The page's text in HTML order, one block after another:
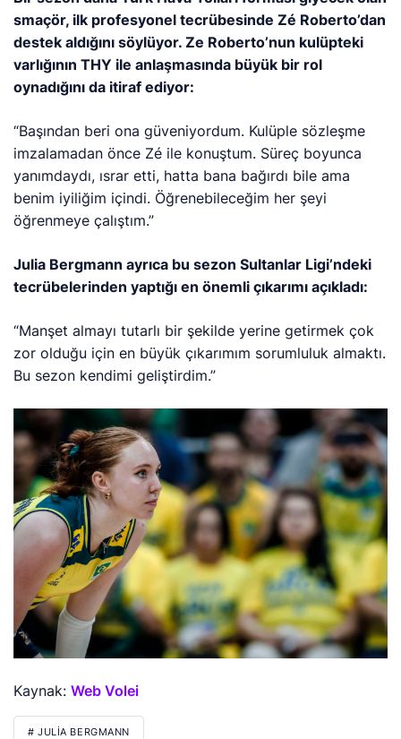
smaçör, ilk profesyonel tecrübesinde Zé Roberto’dan
destek aldığını söylüyor. Ze Roberto’nun kulüpteki
varlığının THY ile anlaşmasında büyük bir rol
oynadığını da itiraf ediyor:
“Başından beri ona güveniyordum. Kulüple sözleşme
imzalamadan önce Zé ile konuştum. Süreç boyunca
yanımdaydı, ısrar etti, hatta bana bağırdı bile ama
benim iyiliğim içindi. Öğrenebileceğim her şeyi
öğrenmeye çalıştım.”
Julia Bergmann ayrıca bu sezon Sultanlar Ligi’ndeki
tecrübelerinden yaptığı en önemli çıkarımı açıkladı:
“Manşet almayı tutarlı bir şekilde yerine getirmek çok
zor olduğu için en büyük çıkarımım sorumluluk almaktı.
Bu sezon kendimi geliştirdim.”
Kaynak:Web Volei
# JULIA BERGMANN